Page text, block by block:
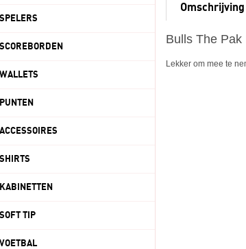
SPELERS
SCOREBORDEN
WALLETS
PUNTEN
ACCESSOIRES
SHIRTS
KABINETTEN
SOFT TIP
VOETBAL
Omschrijving
Bulls The
Lekker om mee te